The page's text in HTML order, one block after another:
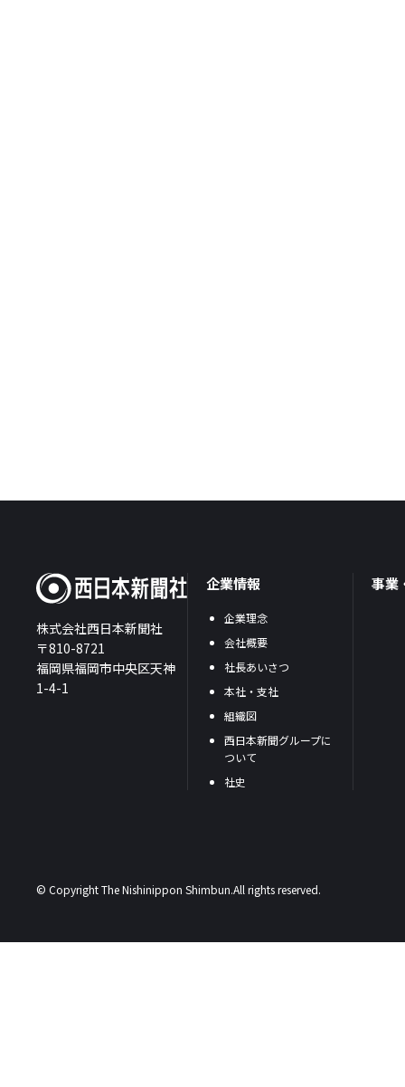
株式会社西日本新聞社
〒810-8721
福岡県福岡市中央区天神
1-4-1
企業情報
企業理念
会社概要
社長あいさつ
本社・支社
組織図
西日本新聞グループに
ついて
社史
事業
© Copyright The Nishinippon Shimbun.All rights reserved.